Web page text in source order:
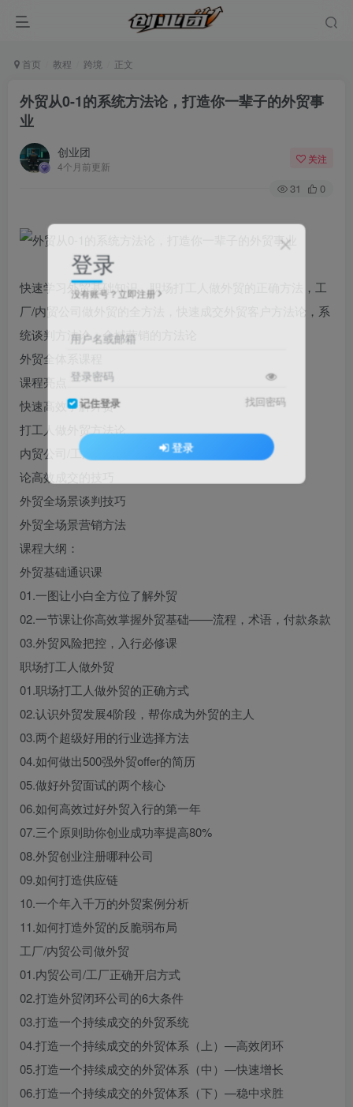
首页 教程 跨境 正文
外贸从0-1的系统方法论，打造你一辈子的外贸事
业
创业团
4个月前更新
关注
31 0
快速学习外贸基础知识，职场打工人做外贸的正确方法，工
厂/内贸公司做外贸的全方法，快速成交外贸客户方法论，系
统谈判方法论，全域营销的方法论
外贸全体系课程
课程亮点
快速高效了解外贸
打工人做外贸方法论
内贸公司/工厂做外贸方法
论高效成交的技巧
外贸全场景谈判技巧
外贸全场景营销方法
课程大纲：
外贸基础通识课
01.一图让小白全方位了解外贸
02.一节课让你高效掌握外贸基础——流程，术语，付款条款
03.外贸风险把控，入行必修课
职场打工人做外贸
01.职场打工人做外贸的正确方式
02.认识外贸发展4阶段，帮你成为外贸的主人
03.两个超级好用的行业选择方法
04.如何做出500强外贸offer的简历
05.做好外贸面试的两个核心
06.如何高效过好外贸入行的第一年
07.三个原则助你创业成功率提高80%
08.外贸创业注册哪种公司
09.如何打造供应链
10.一个年入千万的外贸案例分析
11.如何打造外贸的反脆弱布局
工厂/内贸公司做外贸
01.内贸公司/工厂正确开启方式
02.打造外贸闭环公司的6大条件
03.打造一个持续成交的外贸系统
04.打造一个持续成交的外贸体系（上）—高效闭环
05.打造一个持续成交的外贸体系（中）—快速增长
06.打造一个持续成交的外贸体系（下）—稳中求胜
登录
没有账号？立即注册
用户名或邮箱
登录密码
记住登录 找回密码
登录